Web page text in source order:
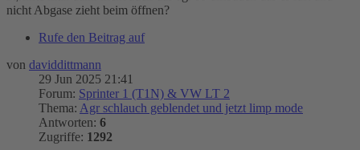
nicht Abgase zieht beim öffnen?
Rufe den Beitrag auf
von daviddittmann
29 Jun 2025 21:41
Forum: Sprinter 1 (T1N) & VW LT 2
Thema: Agr schlauch geblendet und jetzt limp mode
Antworten: 6
Zugriffe: 1292